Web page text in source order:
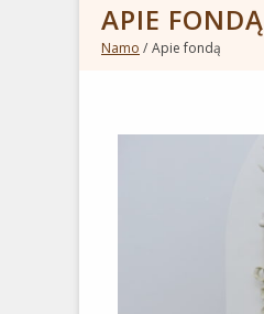
Namo Apie fondą
APIE FONDĄ